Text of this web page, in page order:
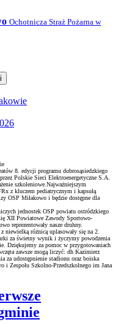
Ochotnicza Straż Pożarna w
8. edycji programu dobrosąsiedzkiego
Polskie Sieci Elektroenergetyczne S.A.
szkoleniowe.Najważniejszym
z kluczem pediatrycznym i kapsułą
OSP Miłakowo i będzie dostępne dla
jednostek OSP powiatu ostródzkiego
XII Powiatowe Zawody Sportowo-
reprezentowały nasze druhny.
różnicą uplasowały się na 2.
za świetny wynik i życzymy powodzenia
Dziękujemy za pomoc w przygotowaniach
zawsze mogą liczyć: dh Kazimierz
za udostępnienie stadionu oraz boiska
i Zespołu Szkolno-Przedszkolnego im Jana